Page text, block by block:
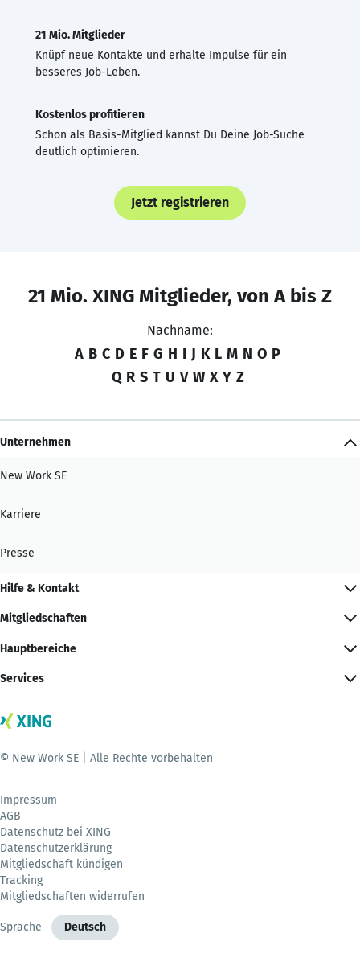
21 Mio. Mitglieder
Knüpf neue Kontakte und erhalte Impulse für ein
besseres Job-Leben.
Kostenlos profitieren
Schon als Basis-Mitglied kannst Du Deine Job-Suche
deutlich optimieren.
Jetzt registrieren
21 Mio. XING Mitglieder, von A bis Z
Nachname:
A B C D E F G H I J K L M N O P
Q R S T U V W X Y Z
Unternehmen
New Work SE
Karriere
Presse
Hilfe & Kontakt
Mitgliedschaften
Hauptbereiche
Services
© New Work SE | Alle Rechte vorbehalten
Impressum
AGB
Datenschutz bei XING
Datenschutzerklärung
Mitgliedschaft kündigen
Tracking
Mitgliedschaften widerrufen
Sprache Deutsch